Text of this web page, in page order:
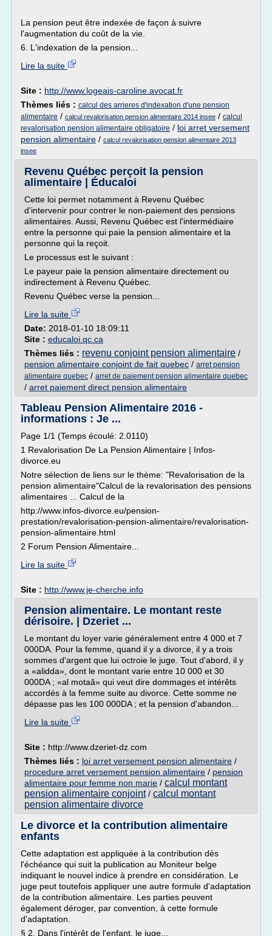
La pension peut être indexée de façon à suivre
l'augmentation du coût de la vie.
6. L'indexation de la pension...
Lire la suite
Site : http://www.logeais-caroline.avocat.fr
Thèmes liés : calcul des arrieres d'indexation d'une pension
alimentaire / calcul revalorisation pension alimentaire 2014 insee / calcul
revalorisation pension alimentaire obligatoire / loi arret versement
pension alimentaire / calcul revalorisation pension alimentaire 2013
insee
Revenu Québec perçoit la pension
alimentaire | Éducaloi
Cette loi permet notamment à Revenu Québec
d'intervenir pour contrer le non-paiement des pensions
alimentaires. Aussi, Revenu Québec est l'intermédiaire
entre la personne qui paie la pension alimentaire et la
personne qui la reçoit.
Le processus est le suivant :
Le payeur paie la pension alimentaire directement ou
indirectement à Revenu Québec.
Revenu Québec verse la pension...
Lire la suite
Date: 2018-01-10 18:09:11
Site : educaloi.qc.ca
Thèmes liés : revenu conjoint pension alimentaire /
pension alimentaire conjoint de fait quebec / arret pension
alimentaire quebec / arret de paiement pension alimentaire quebec
/ arret paiement direct pension alimentaire
Tableau Pension Alimentaire 2016 -
informations : Je ...
Page 1/1 (Temps écoulé: 2.0110)
1 Revalorisation De La Pension Alimentaire | Infos-
divorce.eu
Notre sélection de liens sur le thème: "Revalorisation de la
pension alimentaire"Calcul de la revalorisation des pensions
alimentaires ... Calcul de la
http://www.infos-divorce.eu/pension-
prestation/revalorisation-pension-alimentaire/revalorisation-
pension-alimentaire.html
2 Forum Pension Alimentaire...
Lire la suite
Site : http://www.je-cherche.info
Pension alimentaire. Le montant reste
dérisoire. | Dzeriet ...
Le montant du loyer varie généralement entre 4 000 et 7
000DA. Pour la femme, quand il y a divorce, il y a trois
sommes d'argent que lui octroie le juge. Tout d'abord, il y
a «alidda», dont le montant varie entre 10 000 et 30
000DA ; «al motaâ» qui veut dire dommages et intérêts
accordés à la femme suite au divorce. Cette somme ne
dépasse pas les 100 000DA ; et la pension d'abandon...
Lire la suite
Site : http://www.dzeriet-dz.com
Thèmes liés : loi arret versement pension alimentaire /
procedure arret versement pension alimentaire / pension
alimentaire pour femme non marie / calcul montant
pension alimentaire conjoint/ calcul montant
pension alimentaire divorce
Le divorce et la contribution alimentaire
enfants
Cette adaptation est appliquée à la contribution dès
l'échéance qui suit la publication au Moniteur belge
indiquant le nouvel indice à prendre en considération. Le
juge peut toutefois appliquer une autre formule d'adaptation
de la contribution alimentaire. Les parties peuvent
également déroger, par convention, à cette formule
d'adaptation.
§ 2. Dans l'intérêt de l'enfant, le juge...